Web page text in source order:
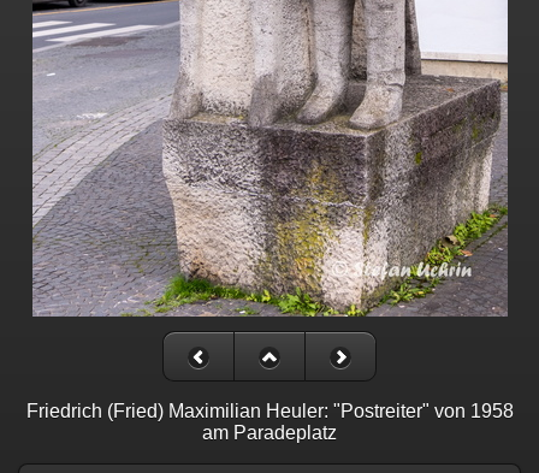
Friedrich (Fried) Maximilian Heuler: "Postreiter" von 1958
am Paradeplatz